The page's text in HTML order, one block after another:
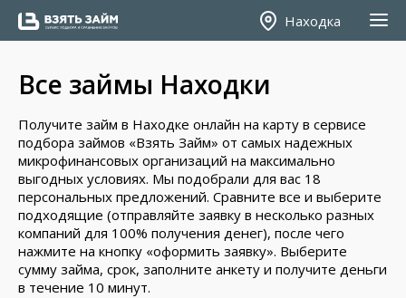
Находка
Все займы Находки
Получите займ в Находке онлайн на карту в сервисе
подбора займов «Взять Займ» от самых надежных
микрофинансовых организаций на максимально
выгодных условиях. Мы подобрали для вас 18
персональных предложений. Сравните все и выберите
подходящие (отправляйте заявку в несколько разных
компаний для 100% получения денег), после чего
нажмите на кнопку «оформить заявку». Выберите
сумму займа, срок, заполните анкету и получите деньги
в течение 10 минут.